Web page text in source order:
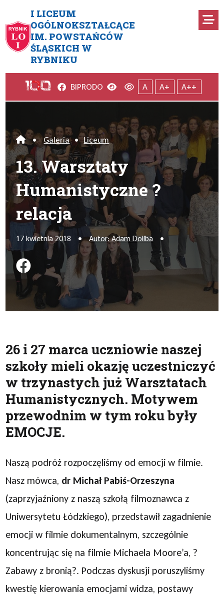
I LICEUM
OGÓLNOKSZTAŁCĄCE
IM. POWSTAŃCÓW
ŚLĄSKICH W
RYBNIKU
13. Warsztaty
Facebook
BIPRODO Wersja kontrastowa
Wersja domyślna
A A+ A++
Home
• Galeria • Liceum
13. Warsztaty
Humanistyczne ?
relacja
17 kwietnia 2018 • Autor: Adam Doliba •
Podziel się na FB
26 i 27 marca uczniowie naszej
szkoły mieli okazję uczestniczyć
w trzynastych już Warsztatach
Humanistycznych. Motywem
przewodnim w tym roku były
EMOCJE.
Naszą podróż rozpoczęliśmy od emocji w filmie.
Nasz mówca, dr Michał Pabiś-Orzeszyna
(zaprzyjaźniony z naszą szkołą filmoznawca z
Uniwersytetu Łódzkiego), przedstawił zagadnienie
emocji w filmie dokumentalnym, szczególnie
koncentrując się na filmie Michaela Moore’a, ?
Zabawy z bronią?. Podczas dyskusji poruszyliśmy
kwestię kierowania emocjami widza, postawy